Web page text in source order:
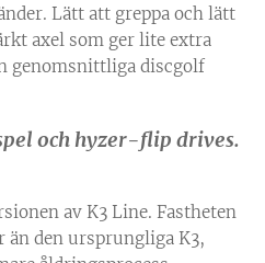
Lätt att greppa och lätt
axel som ger lite extra
genomsnittliga discgolf
och hyzer-flip drives.
av K3 Line. Fastheten
än den ursprungliga K3,